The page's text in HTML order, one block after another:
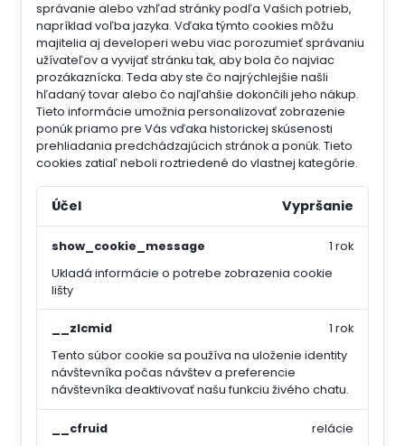
správanie alebo vzhľad stránky podľa Vašich potrieb,
napríklad voľba jazyka. Vďaka týmto cookies môžu
majitelia aj developeri webu viac porozumieť správaniu
užívateľov a vyvijať stránku tak, aby bola čo najviac
prozákaznícka. Teda aby ste čo najrýchlejšie našli
hľadaný tovar alebo čo najľahšie dokončili jeho nákup.
Tieto informácie umožnia personalizovať zobrazenie
ponúk priamo pre Vás vďaka historickej skúsenosti
prehliadania predchádzajúcich stránok a ponúk. Tieto
cookies zatiaľ neboli roztriedené do vlastnej kategórie.
Účel Vypršanie
show_cookie_message
Ukladá informácie o potrebe zobrazenia cookie
lišty
1 rok
__zlcmid
Tento súbor cookie sa používa na uloženie identity
návštevníka počas návštev a preferencie
návštevníka deaktivovať našu funkciu živého chatu.
1 rok
__cfruid
relácie